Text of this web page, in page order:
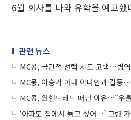
6월 회사를 나와 유학을 예고했
관련 뉴스
‘아파도 집에서 늙고 싶어…’ 고령